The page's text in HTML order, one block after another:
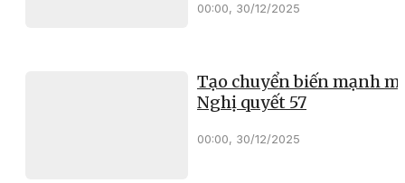
00:00, 30/12/2025
Tạo chuyển biến mạnh
Nghị quyết 57
00:00, 30/12/2025